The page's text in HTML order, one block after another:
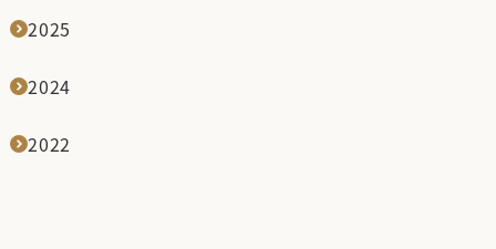
2025
2024
2022